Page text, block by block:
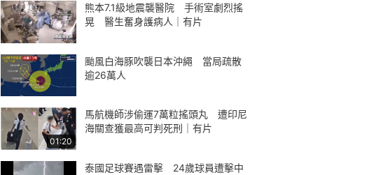
熊本7.1級地震襲醫院 手術室劇烈搖
晃 醫生奮身護病人｜有片
颱風白海豚吹襲日本沖繩 當局疏散
逾26萬人
01:20
馬航機師涉偷運7萬粒搖頭丸 遭印尼
海關查獲最高可判死刑｜有片
泰國足球賽遇雷擊 24歲球員遭擊中